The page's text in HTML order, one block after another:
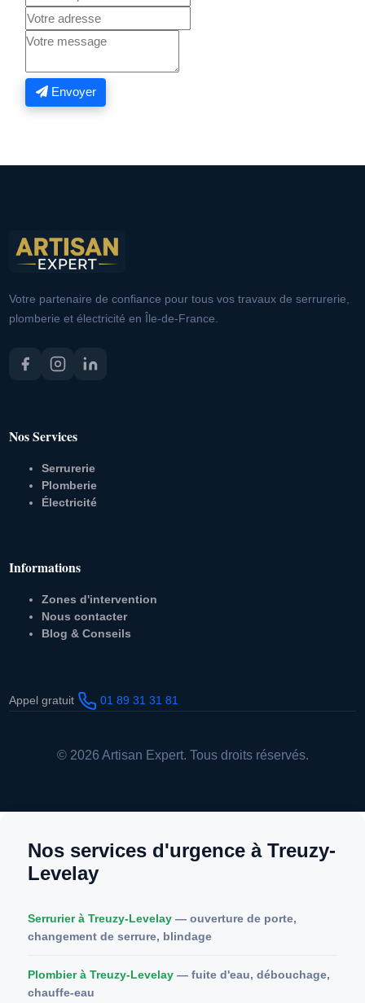
Envoyer
Votre partenaire de confiance pour tous vos travaux de serrurerie,
plomberie et électricité en Île-de-France.
Nos Services
Serrurerie
Plomberie
Électricité
Informations
Zones d'intervention
Nous contacter
Blog & Conseils
Appel gratuit 01 89 31 31 81
© 2026 Artisan Expert. Tous droits réservés.
Nos services d'urgence à Treuzy-
Levelay
Serrurier à Treuzy-Levelay — ouverture de porte,
changement de serrure, blindage
Plombier à Treuzy-Levelay — fuite d'eau, débouchage,
chauffe-eau